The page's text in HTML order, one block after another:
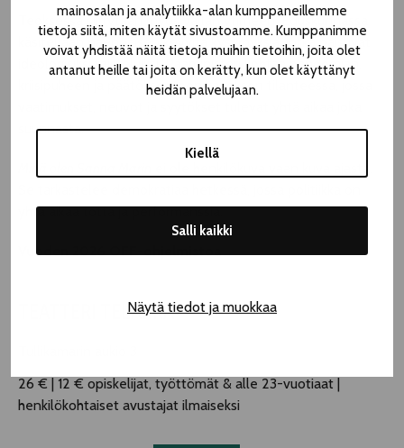
mainosalan ja analytiikka-alan kumppaneillemme
tietoja siitä, miten käytät sivustoamme. Kumppanimme
voivat yhdistää näitä tietoja muihin tietoihin, joita olet
antanut heille tai joita on kerätty, kun olet käyttänyt
heidän palvelujaan.
Kiellä
Salli kaikki
Näytä tiedot ja muokkaa
​Teoksessa siirrytään myös vallan ytimeen. Eduskunnassa
käsitellään näennäisen kevyitä kysymyksiä, jotka paisuvat
ideologisiksi taisteluiksi. Pääministeri kohtaa pandemian,
kriisipuheen ja päätöksenteon kaaoksen tilanteessa, jossa
suunnasta.
yhtä aikaa totta ja performanssia.
Vuoden 2026 OFF-ohjelmistoa
TEATTERI TELAKKA
26 € | 12 € opiskelijat, työttömät & alle 23-vuotiaat |
henkilökohtaiset avustajat ilmaiseksi